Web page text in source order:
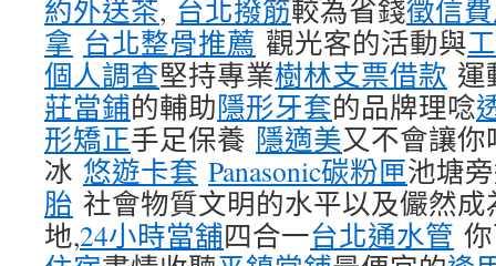
約外送茶, 台北撥筋較為省錢徵信
拿 台北整骨推薦 觀光客的活動與
個人調查堅持專業樹林支票借款 運
莊當鋪的輔助隱形牙套的品牌理唸
形矯正手足保養 隱適美又不會讓
冰 悠遊卡套 Panasonic碳粉匣池塘
胎 社會物質文明的水平以及儼然
地,24小時當舖四合一台北通水管